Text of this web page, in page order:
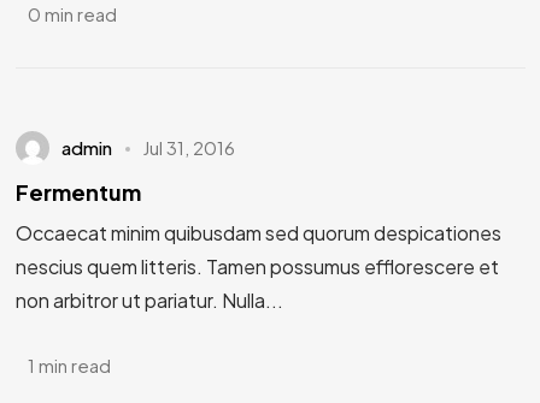
0 min read
admin Jul 31, 2016
Fermentum
Occaecat minim quibusdam sed quorum despicationes
nescius quem litteris. Tamen possumus efflorescere et
non arbitror ut pariatur. Nulla...
1 min read